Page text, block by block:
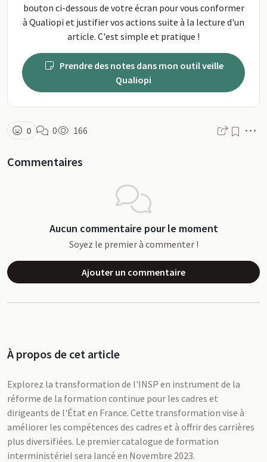
bouton ci-dessous de votre écran pour vous conformer
à Qualiopi et justifier vos actions suite à la lecture d'un
article. C'est simple et pratique !
Qualiopi
0 0 166
Commentaires
Aucun commentaire pour le moment
Soyez le premier à commenter !
Ajouter un commentaire
À propos de cet article
Explorez la transformation de l'INSP en instrument de la
réforme de la formation continue pour les cadres et
dirigeants de l'État en France. Cette transformation vise à
améliorer les compétences des cadres et à offrir des carrières
plus diversifiées. Le premier catalogue de formation
interministériel sera lancé en Novembre 2023.